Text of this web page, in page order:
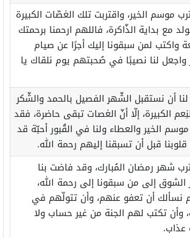
موسم الخير، واقتربت تلك الغصّات الكبيرة
مع بداية الذّاكرة، فاللهم ارحمنا برحمتك
واكتب لمن سبقونا إليك أجرًا عن صيام
لنا نصيبًا في صُحبتهم يوم نلقاك يا
أن نستقبل الشّهر الفصيل بالحمد والشّكر
الكبيرة، إلّا أنّ الغصات تبقى حاضرة، فقد
الخير والعطاء ولنا في القُبور أحبّة قد
قبل أن تسبقنا إليهم رحمة الله.
شهر رمضان المُبارك، وقد فاضت بنا
إلى من سبقونا إلى رحمة الله،
نسألك أن تعفو عنهم، وأن تتولّهم في
وأن تكتب لهم الجنة من غير حساب ولا
عذاب.